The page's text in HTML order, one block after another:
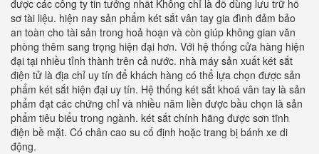
được các công ty tin tưởng nhất Không chỉ là đồ dùng lưu trữ hồ
sơ tài liệu. hiện nay sản phẩm két sắt vân tay gia đình đảm bảo
an toàn cho tài sản trong hoả hoạn và còn giúp không gian văn
phòng thêm sang trọng hiện đại hơn. Với hệ thống cửa hàng hiện
đại tại nhiều tỉnh thành trên cả nước. nhà máy sản xuất két sắt
điện tử là địa chỉ uy tín để khách hàng có thể lựa chọn được sản
phẩm két sắt hiện đại uy tín. Hệ thống két sắt khoá vân tay là sản
phẩm đạt các chứng chỉ và nhiều năm liền được bầu chọn là sản
phẩm tiêu biểu trong ngành. két sắt chính hãng được sơn tĩnh
điện bề mặt. Có chân cao su cố định hoặc trang bị bánh xe di
động.